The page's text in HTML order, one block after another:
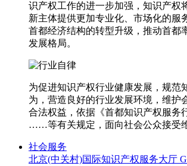
识产权工作的进一步加强，知识产权
新主体提供更加专业化、市场化的服
首都经济结构的转型升级，推动首都
发展格局。
为促进知识产权行业健康发展，规范
为，营造良好的行业发展环境，维护
合法权益，依据《首都知识产权服务
……等有关规定，面向社会公众接受
社会服务
北京(中关村)国际知识产权服务大厅